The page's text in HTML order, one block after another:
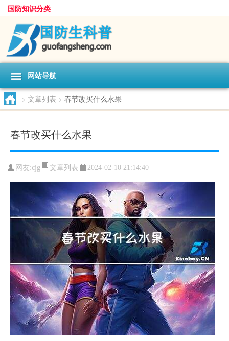
国防知识分类
网站导航
> 文章列表 > 春节改买什么水果
春节改买什么水果
网友:cjg 文章列表 2024-02-10 21:14:40